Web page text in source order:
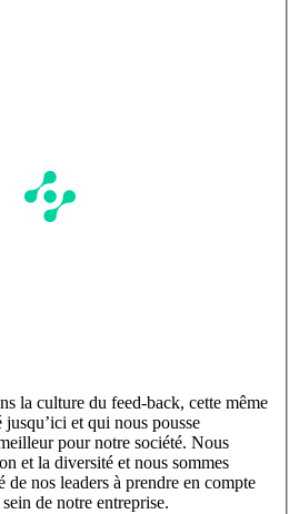
la culture du feed-back, cette même
et qui nous pousse
pour notre société. Nous
et la diversité et nous sommes
de nos leaders à prendre en compte
de notre entreprise.